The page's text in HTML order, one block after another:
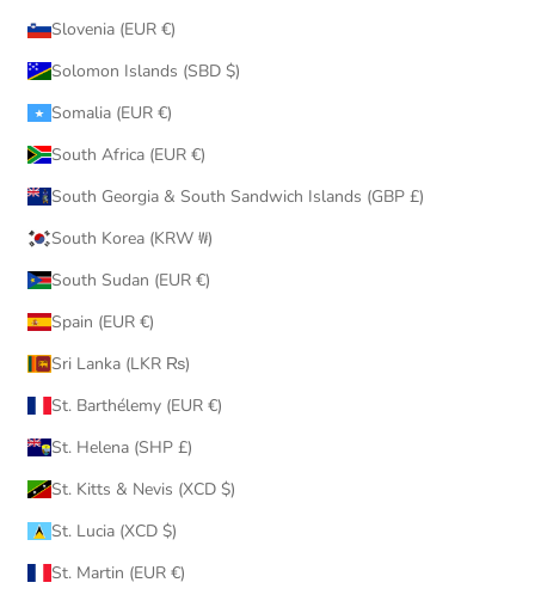
Slovenia (EUR €)
Solomon Islands (SBD $)
Somalia (EUR €)
South Africa (EUR €)
South Georgia & South Sandwich Islands (GBP £)
South Korea (KRW ₩)
South Sudan (EUR €)
Spain (EUR €)
Sri Lanka (LKR ₨)
St. Barthélemy (EUR €)
St. Helena (SHP £)
St. Kitts & Nevis (XCD $)
St. Lucia (XCD $)
St. Martin (EUR €)